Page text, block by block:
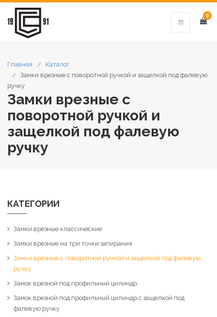
0
Главная
Каталог
Замки врезные с поворотной ручкой и защелкой под фалевую
ручку
Замки врезные с
поворотной ручкой и
защелкой под фалевую
ручку
КАТЕГОРИИ
Замки врезные классические
Замки врезные на три точки запирания
Замки врезные с поворотной ручкой и защелкой под фалевую
ручку
Замок врезной под профильный цилиндр
Замок врезной под профильный цилиндр с защелкой под
фалевую ручку